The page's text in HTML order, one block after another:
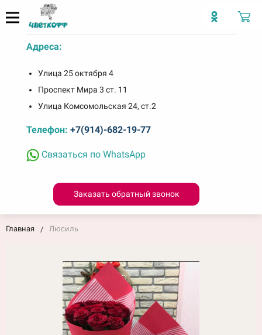
Адреса:
Улица 25 октября 4
Проспект Мира 3 ст. 11
Улица Комсомольская 24, ст.2
Телефон: +7(914)-682-19-77
Связаться по WhatsApp
Заказать обратный звонок
Главная Люсиль